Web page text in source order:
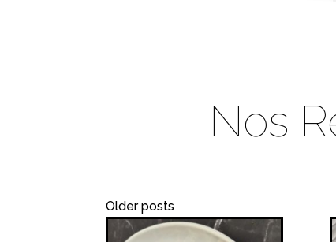
Nos
Older posts